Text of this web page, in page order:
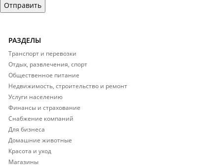
Отправить
РАЗДЕЛЫ
Транспорт и перевозки
Отдых, развлечения, спорт
Общественное питание
Недвижимость, строительство и ремонт
Услуги населению
Финансы и страхование
Снабжение компаний
Для бизнеса
Домашние животные
Красота и уход
Магазины